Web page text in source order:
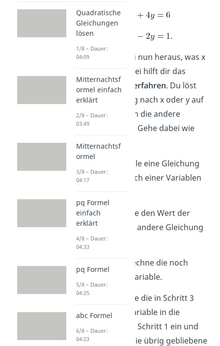
Wie findest du nun heraus, was x
und y ist? Dabei hilft dir das
Einsetzungsverfahren. Du löst
eine Gleichung nach x oder y auf
und setzt sie in die andere
Gleichung ein. Gehe dabei wie
folgt vor:
Wähle eine Gleichung
aus, die du nach einer Variablen
Schritt 2:
Setze den Wert der
Variable in die andere Gleichung
ein.
Berechne die noch
enthaltende Variable.
Schritt 4
Setze die in Schritt 3
berechnete Variable in die
Gleichung aus Schritt 1 ein und
berechne so die übrig gebliebene
Quadratische
Gleichungen
lösen
1/8 – Dauer:
04:09
Mitternachtsf
ormel einfach
erklärt
2/8 – Dauer:
03:49
Mitternachtsf
ormel
3/8 – Dauer:
04:17
pq Formel
einfach
erklärt
4/8 – Dauer:
04:33
pq Formel
5/8 – Dauer:
04:25
abc Formel
6/8 – Dauer:
04:23